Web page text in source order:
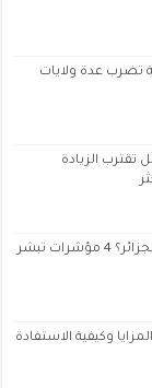
تضرب عدة ولايات
الجزائر.. هل تقترب الزيادة
هل ستنخفض أسعار السيارات في الجزائر؟ 4 مؤشرات تبشر